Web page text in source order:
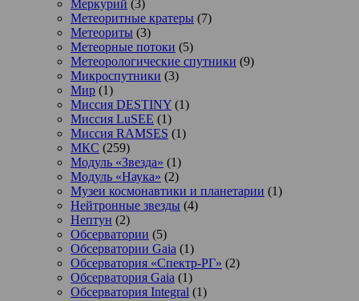
Меркурий (3)
Метеоритные кратеры (7)
Метеориты (3)
Метеорные потоки (5)
Метеорологические спутники (9)
Микроспутники (3)
Мир (1)
Миссия DESTINY (1)
Миссия LuSEE (1)
Миссия RAMSES (1)
МКС (259)
Модуль «Звезда» (1)
Модуль «Наука» (2)
Музеи космонавтики и планетарии (1)
Нейтронные звезды (4)
Нептун (2)
Обсерватории (5)
Обсерватории Gaia (1)
Обсерватория «Спектр-РГ» (2)
Обсерватория Gaia (1)
Обсерватория Integral (1)